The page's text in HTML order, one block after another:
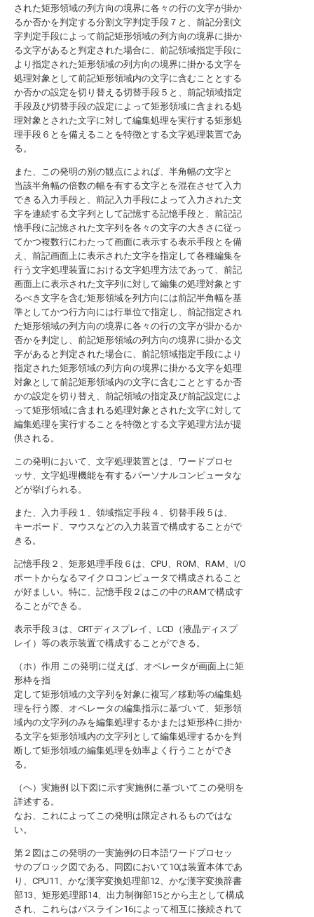
された矩形領域の列方向の境界に各々の行の文字が掛か
るか否かを判定する分割文字判定手段７と、前記分割文
字判定手段によって前記矩形領域の列方向の境界に掛か
る文字があると判定された場合に、前記領域指定手段に
より指定された矩形領域の列方向の境界に掛かる文字を
処理対象として前記矩形領域内の文字に含むこととする
か否かの設定を切り替える切替手段５と、前記領域指定
手段及び切替手段の設定によって矩形領域に含まれる処
理対象とされた文字に対して編集処理を実行する矩形処
理手段６とを備えることを特徴とする文字処理装置であ
る。
また、この発明の別の観点によれば、半角幅の文字と
当該半角幅の倍数の幅を有する文字とを混在させて入力
できる入力手段と、前記入力手段によって入力された文
字を連続する文字列として記憶する記憶手段と、前記記
憶手段に記憶された文字列を各々の文字の大きさに従っ
てかつ複数行にわたって画面に表示する表示手段とを備
え、前記画面上に表示された文字を指定して各種編集を
行う文字処理装置における文字処理方法であって、前記
画面上に表示された文字列に対して編集の処理対象とす
るべき文字を含む矩形領域を列方向には前記半角幅を基
準としてかつ行方向には行単位で指定し、前記指定され
た矩形領域の列方向の境界に各々の行の文字が掛かるか
否かを判定し、前記矩形領域の列方向の境界に掛かる文
字があると判定された場合に、前記領域指定手段により
指定された矩形領域の列方向の境界に掛かる文字を処理
対象として前記矩形領域内の文字に含むこととするか否
かの設定を切り替え、前記領域の指定及び前記設定によ
って矩形領域に含まれる処理対象とされた文字に対して
編集処理を実行することを特徴とする文字処理方法が提
供される。
この発明において、文字処理装置とは、ワードプロセ
ッサ、文字処理機能を有するパーソナルコンピュータな
どが挙げられる。
また、入力手段１、領域指定手段４、切替手段５は、
キーボード、マウスなどの入力装置で構成することがで
きる。
記憶手段２、矩形処理手段６は、CPU、ROM、RAM、I/O
ポートからなるマイクロコンピュータで構成されること
が好ましい。特に、記憶手段２はこの中のRAMで構成す
ることができる。
表示手段３は、CRTディスプレイ、LCD（液晶ディスプ
レイ）等の表示装置で構成することができる。
（ホ）作用 この発明に従えば、オペレータが画面上に矩
形枠を指
定して矩形領域の文字列を対象に複写／移動等の編集処
理を行う際、オペレータの編集指示に基づいて、矩形領
域内の文字列のみを編集処理するかまたは矩形枠に掛か
る文字を矩形領域内の文字列として編集処理するかを判
断して矩形領域の編集処理を効率よく行うことができ
る。
（ヘ）実施例 以下図に示す実施例に基づいてこの発明を
詳述する。
なお、これによってこの発明は限定されるものではな
い。
第２図はこの発明の一実施例の日本語ワードプロセッ
サのブロック図である。同図において10は装置本体であ
り、CPU11、かな漢字変換処理部12、かな漢字変換辞書
部13、矩形処理部14、出力制御部15とから主として構成
され、これらはバスライン16によって相互に接続されて